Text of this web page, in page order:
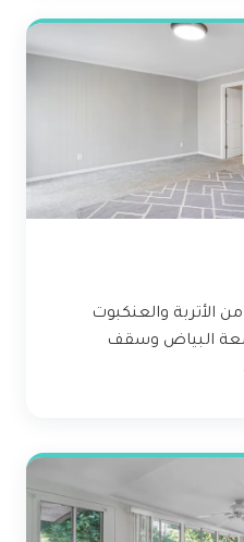
الأتربة والعنكبوت
البياض وسقف